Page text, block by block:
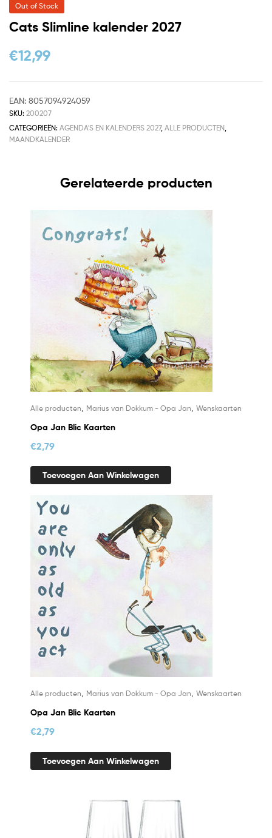
Out of Stock
Cats Slimline kalender 2027
€12,99
EAN: 8057094924059
SKU: 200207
CATEGORIEËN: AGENDA'S EN KALENDERS 2027, ALLE PRODUCTEN,
MAANDKALENDER
Gerelateerde producten
Alle producten Marius van Dokkum - Opa Jan Wenskaarten
Opa Jan Blic Kaarten
€2,79
Toevoegen Aan Winkelwagen
Alle producten Marius van Dokkum - Opa Jan Wenskaarten
Opa Jan Blic Kaarten
€2,79
Toevoegen Aan Winkelwagen